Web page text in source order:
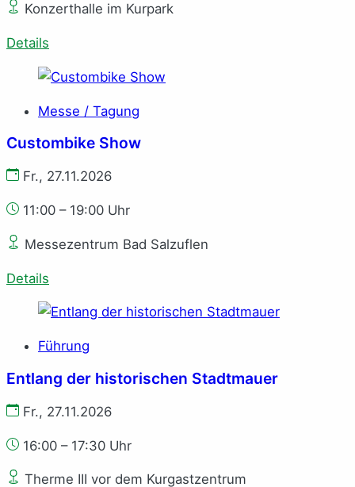
Konzerthalle im Kurpark
Details
Messe / Tagung
Custombike Show
Fr., 27.11.2026
11:00 – 19:00 Uhr
Messezentrum Bad Salzuflen
Details
Führung
Entlang der historischen Stadtmauer
Fr., 27.11.2026
16:00 – 17:30 Uhr
Therme III vor dem Kurgastzentrum